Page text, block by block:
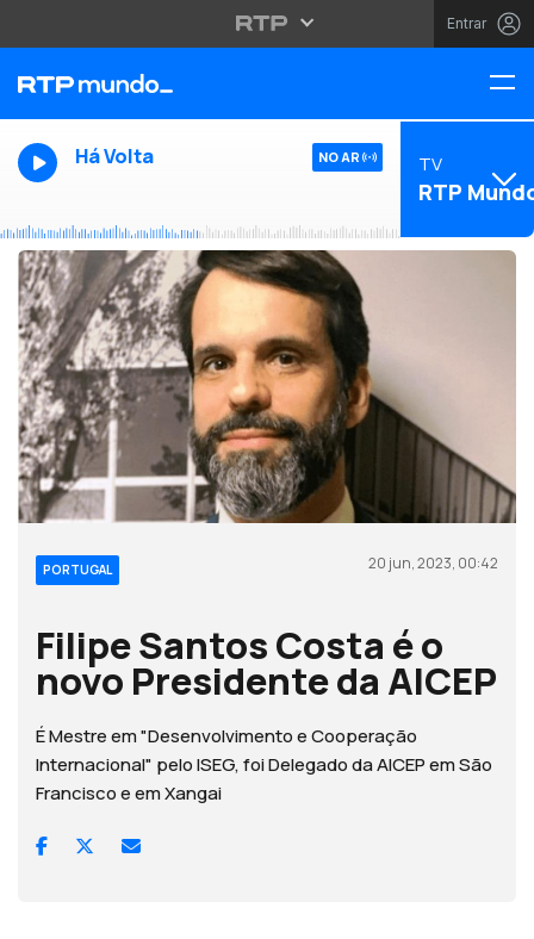
Entrar
Há Volta NO AR TV
RTP
PORTUGAL 20 jun, 2023, 00:42
Filipe Santos Costa é o
novo Presidente da AICEP
É Mestre em "Desenvolvimento e Cooperação
Internacional" pelo ISEG, foi Delegado da AICEP em São
Francisco e em Xangai